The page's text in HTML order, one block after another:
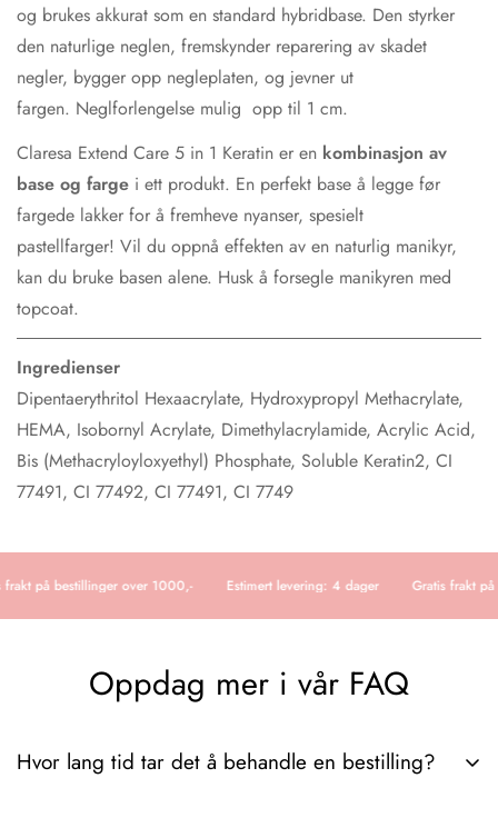
og brukes akkurat som en standard hybridbase. Den styrker
den naturlige neglen, fremskynder reparering av skadet
negler, bygger opp negleplaten, og jevner ut
fargen. Neglforlengelse mulig opp til 1 cm.
Claresa Extend Care 5 in 1 Keratin er en kombinasjon av
base og farge i ett produkt. En perfekt base å legge før
fargede lakker for å fremheve nyanser, spesielt
pastellfarger! Vil du oppnå effekten av en naturlig manikyr,
kan du bruke basen alene. Husk å forsegle manikyren med
topcoat.
Ingredienser
Dipentaerythritol Hexaacrylate, Hydroxypropyl Methacrylate,
HEMA, Isobornyl Acrylate, Dimethylacrylamide, Acrylic Acid,
Bis (Methacryloyloxyethyl) Phosphate, Soluble Keratin2, CI
77491, CI 77492, CI 77491, CI 7749
på bestillinger over 1000,- Estimert levering: 4 dager Gratis frakt
Oppdag mer i vår FAQ
Hvor lang tid tar det å behandle en bestilling?